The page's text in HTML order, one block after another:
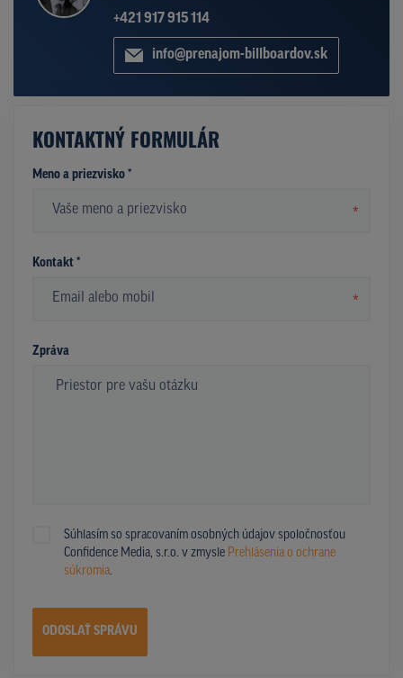
+421 917 915 114
info@prenajom-billboardov.sk
KONTAKTNÝ FORMULÁR
Meno a priezvisko *
*
Kontakt *
*
Zpráva
Súhlasím so spracovaním osobných údajov spoločnosťou
Confidence Media, s.r.o. v zmysle Prehlásenia o ochrane
súkromia.
ODOSLAŤ SPRÁVU